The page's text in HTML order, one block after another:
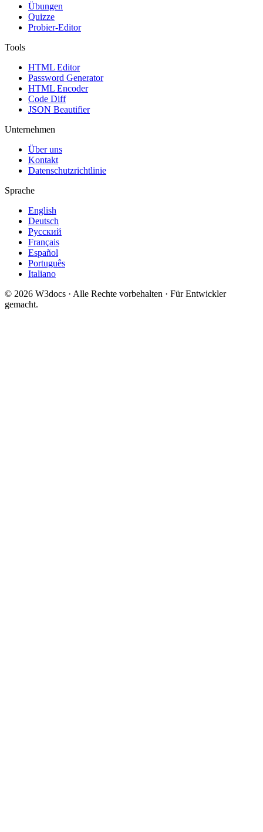
Übungen
Quizze
Probier-Editor
Tools
HTML Editor
Password Generator
HTML Encoder
Code Diff
JSON Beautifier
Unternehmen
Über uns
Kontakt
Datenschutzrichtlinie
Sprache
English
Deutsch
Русский
Français
Español
Português
Italiano
© 2026 W3docs · Alle Rechte vorbehalten · Für Entwickler
gemacht.